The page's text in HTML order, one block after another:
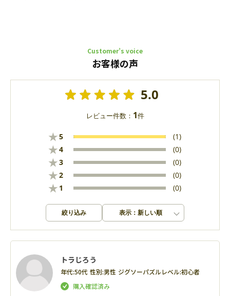
Customer’s voice
お客様の声
5.0
レビュー件数： 1件
★5 (1)
★4 (0)
★3 (0)
★2 (0)
★ 1 (0)
絞り込み 表示：新しい順
トラじろう
年代:50代 性別:男性 ジグソーパズルレベル:初心者